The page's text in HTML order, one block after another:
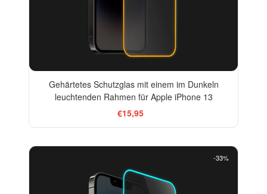
Gehärtetes Schutzglas mit einem im Dunkeln
leuchtenden Rahmen für Apple iPhone 13
€15,95
-33%